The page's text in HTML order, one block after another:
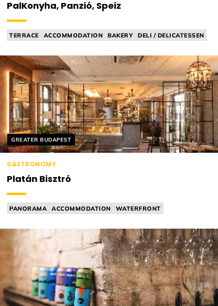
PalKonyha, Panzió, Speiz
TERRACE ACCOMMODATION BAKERY
DELI / DELICATESSEN
Helyszín címkék:
GREATER BUDAPEST
GASTRONOMY
Platán Bisztró
PANORAMA ACCOMMODATION
WATERFRONT